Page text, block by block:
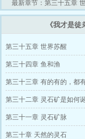
最新章节：第三十五章
《我才是
第三十五章 世界苏醒
第三十四章 鱼和渔
第三十三章 有的有的，都
第三十二章 灵石矿是如何
第三十一章 灵石矿脉
第三十章 天然的灵石